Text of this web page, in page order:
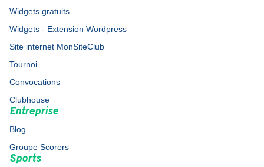
Widgets gratuits
Widgets - Extension Wordpress
Site internet MonSiteClub
Tournoi
Convocations
Clubhouse
Entreprise
Blog
Groupe Scorers
Sports